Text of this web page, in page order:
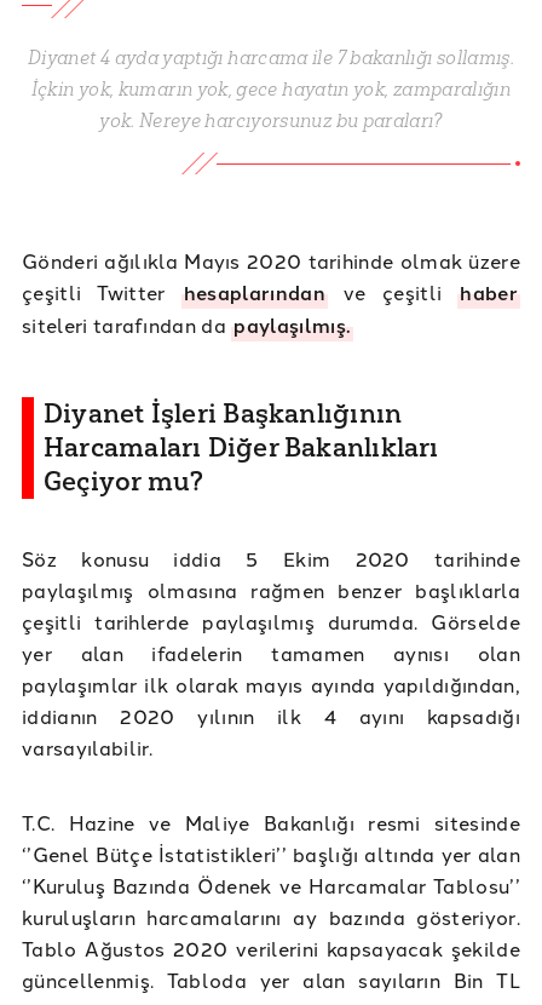
Diyanet 4 ayda yaptığı harcama ile 7 bakanlığı sollamış.
İçkin yok, kumarın yok, gece hayatın yok, zamparalığın
yok. Nereye harcıyorsunuz bu paraları?
Gönderi ağılıkla Mayıs 2020 tarihinde olmak üzere
çeşitli Twitter hesaplarından ve çeşitlihaber
siteleri tarafından dapaylaşılmış.
Diyanet İşleri Başkanlığının
Harcamaları Diğer Bakanlıkları
Geçiyor mu?
Söz konusu iddia 5 Ekim 2020 tarihinde
paylaşılmış olmasına rağmen benzer başlıklarla
çeşitli tarihlerde paylaşılmış durumda. Görselde
yer alan ifadelerin tamamen aynısı olan
paylaşımlar ilk olarak mayıs ayında yapıldığından,
iddianın 2020 yılının ilk 4 ayını kapsadığı
varsayılabilir.
T.C. Hazine ve Maliye Bakanlığı resmi sitesinde
‘’Genel Bütçe İstatistikleri’’ başlığı altında yer alan
‘’Kuruluş Bazında Ödenek ve Harcamalar Tablosu’’
kuruluşların harcamalarını ay bazında gösteriyor.
Tablo Ağustos 2020 verilerini kapsayacak şekilde
güncellenmiş. Tabloda yer alan sayıların Bin TL